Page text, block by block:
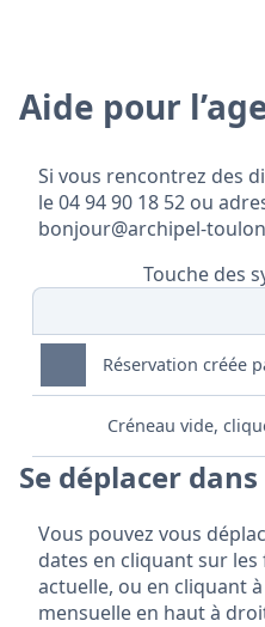
Aide pour
Si vous rencontrez des
le 04 94 90 18 52 ou
bonjour@archipel-
Touche des
Réservation créée
Créneau vide,
Se déplacer dans
Vous pouvez vous
dates en cliquant sur
actuelle, ou en cliquant
mensuelle en haut à